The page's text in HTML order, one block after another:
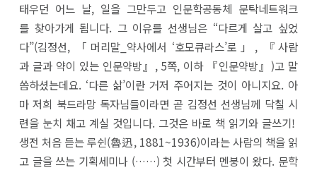
태우던 어느 날, 일을 그만두고 인문학공동체 문탁네트워크
를 찾아가게 됩니다. 그 이유를 선생님은 “다르게 살고 싶었
다”(김정선, 「머리말_약사에서 ‘호모큐라스’로」, 『사람
과 글과 약이 있는 인문약방』, 5쪽, 이하 『인문약방』)고 말
씀하셨는데요. ‘다른 삶’이란 거저 주어지는 것이 아니지요. 아
마 저희 북드라망 독자님들이라면 곧 김정선 선생님께 닥칠 시
련을 눈치 채고 계실 것입니다. 그것은 바로 책 읽기와 글쓰기!
생전 처음 듣는 루쉰(魯迅, 1881~1936)이라는 사람의 책을 읽
고 글을 쓰는 기획세미나 (……) 첫 시간부터 멘붕이 왔다. 문학